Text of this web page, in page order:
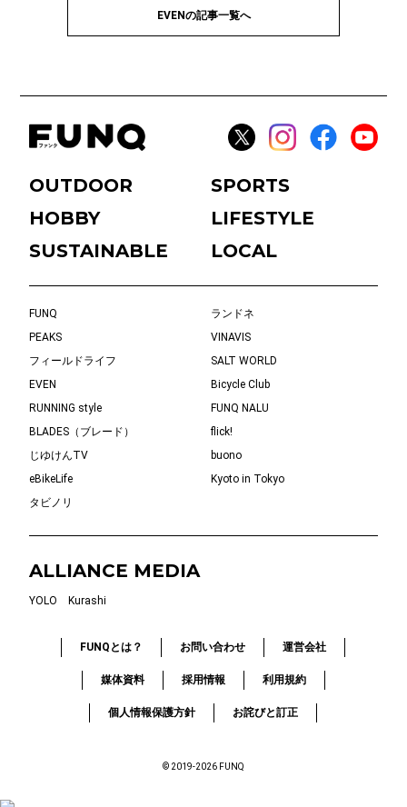
EVENの記事一覧へ
OUTDOOR
SPORTS
HOBBY
LIFESTYLE
SUSTAINABLE
LOCAL
FUNQ
ランドネ
PEAKS
VINAVIS
フィールドライフ
SALT WORLD
EVEN
Bicycle Club
RUNNING style
FUNQ NALU
BLADES（ブレード）
flick!
じゆけんTV
buono
eBikeLife
Kyoto in Tokyo
タビノリ
ALLIANCE MEDIA
YOLO Kurashi
FUNQとは？ お問い合わせ 運営会社
媒体資料 採用情報 利用規約
個人情報保護方針 お詫びと訂正
© 2019-2026 FUNQ